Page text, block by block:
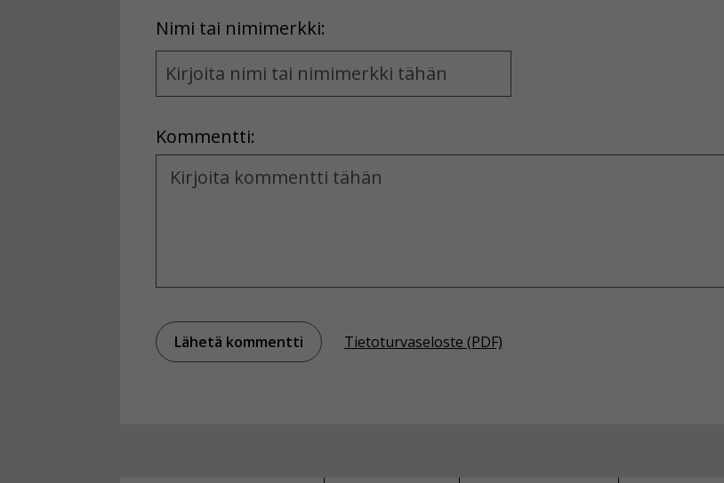
Nimi tai nimimerkki:
Name
and
Kommentti:
Kommentti
Tietoturvaseloste (PDF)